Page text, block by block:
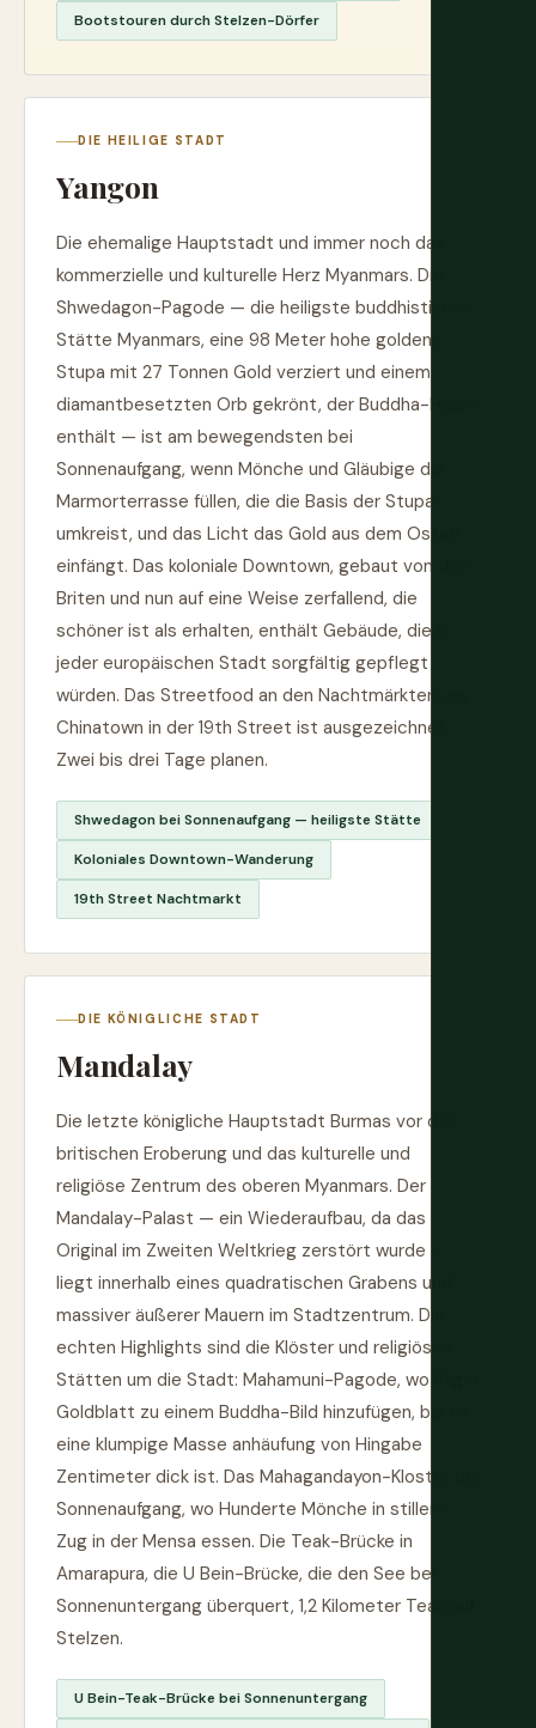
Bootstouren durch Stelzen-Dörfer
DIE HEILIGE STADT
Yangon
Die ehemalige Hauptstadt und immer noch das
kommerzielle und kulturelle Herz Myanmars. Die
Shwedagon-Pagode — die heiligste buddhistische
Stätte Myanmars, eine 98 Meter hohe goldene
Stupa mit 27 Tonnen Gold verziert und einem
diamantbesetzten Orb gekrönt, der Buddha-Haare
enthält — ist am bewegendsten bei
Sonnenaufgang, wenn Mönche und Gläubige die
Marmorterrasse füllen, die die Basis der Stupa
umkreist, und das Licht das Gold aus dem Osten
einfängt. Das koloniale Downtown, gebaut von den
Briten und nun auf eine Weise zerfallend, die
schöner ist als erhalten, enthält Gebäude, die in
jeder europäischen Stadt sorgfältig gepflegt
würden. Das Streetfood an den Nachtmärkten um
Chinatown in der 19th Street ist ausgezeichnet.
Zwei bis drei Tage planen.
Shwedagon bei Sonnenaufgang — heiligste Stätte
Koloniales Downtown-Wanderung
19th Street Nachtmarkt
DIE KÖNIGLICHE STADT
Mandalay
Die letzte königliche Hauptstadt Burmas vor der
britischen Eroberung und das kulturelle und
religiöse Zentrum des oberen Myanmars. Der
Mandalay-Palast — ein Wiederaufbau, da das
Original im Zweiten Weltkrieg zerstört wurde —
liegt innerhalb eines quadratischen Grabens und
massiver äußerer Mauern im Stadtzentrum. Die
echten Highlights sind die Klöster und religiösen
Stätten um die Stadt: Mahamuni-Pagode, wo Pilger
Goldblatt zu einem Buddha-Bild hinzufügen, bis es
eine klumpige Masse anhäufung von Hingabe
Zentimeter dick ist. Das Mahagandayon-Kloster bei
Sonnenaufgang, wo Hunderte Mönche in stillem
Zug in der Mensa essen. Die Teak-Brücke in
Amarapura, die U Bein-Brücke, die den See bei
Sonnenuntergang überquert, 1,2 Kilometer Teak auf
Stelzen.
U Bein-Teak-Brücke bei Sonnenuntergang